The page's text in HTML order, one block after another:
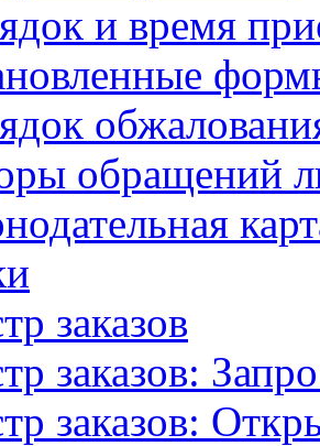
и время
обращений
заказов
заказов:
заказов: